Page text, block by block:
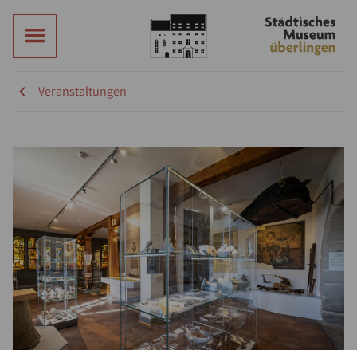
Veranstaltungen